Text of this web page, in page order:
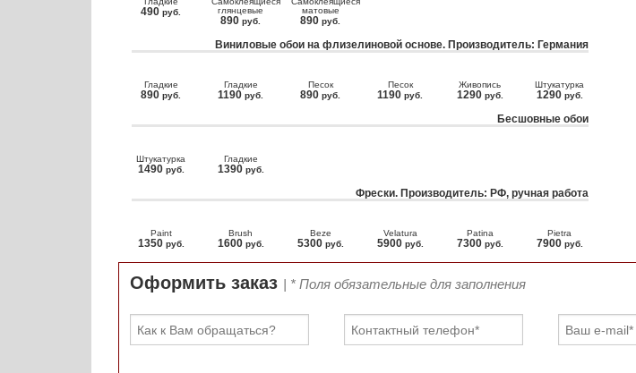
490 руб.
глянцевые
890 руб.
матовые
890 руб.
Виниловые обои на флизелиновой основе. Производитель: Германия
Гладкие
890 руб.
Гладкие
1190 руб.
Песок
890 руб.
Песок
1190 руб.
Живопись
1290 руб.
Штукатурка
1290 руб.
Бесшовные обои
Штукатурка
1490 руб.
Гладкие
1390 руб.
Фрески. Производитель: РФ, ручная работа
Paint
1350 руб.
Brush
1600 руб.
Beze
5300 руб.
Velatura
5900 руб.
Patina
7300 руб.
Pietra
7900 руб.
Оформить заказ | * Поля обязательные для заполнения